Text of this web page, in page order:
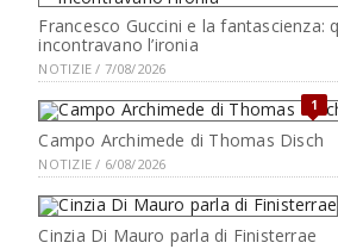
Francesco Guccini e la fantascienza:
incontravano l’ironia
NOTIZIE / 7/08/2026
1
Campo Archimede di Thomas Disch
NOTIZIE / 6/08/2026
Cinzia Di Mauro parla di Finisterrae